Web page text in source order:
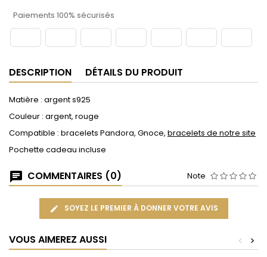
Paiements 100% sécurisés
DESCRIPTION DÉTAILS DU PRODUIT
Matière : argent s925
Couleur : argent, rouge
Compatible : bracelets Pandora, Gnoce, bracelets de notre site
Pochette cadeau incluse
COMMENTAIRES (0) Note
SOYEZ LE PREMIER À DONNER VOTRE AVIS
VOUS AIMEREZ AUSSI >
<